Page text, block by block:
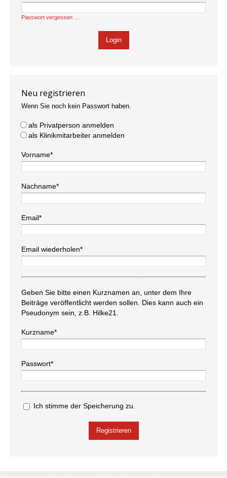
Passwort vergessen …
Neu registrieren
Wenn Sie noch kein Passwort haben.
als Privatperson anmelden
als Klinikmitarbeiter anmelden
Vorname*
Nachname*
Email*
Email wiederholen*
Geben Sie bitte einen Kurznamen an, unter dem Ihre
Beiträge veröffentlicht werden sollen. Dies kann auch ein
Pseudonym sein, z.B. Hilke21.
Kurzname*
Passwort*
Ich stimme der Speicherung zu.